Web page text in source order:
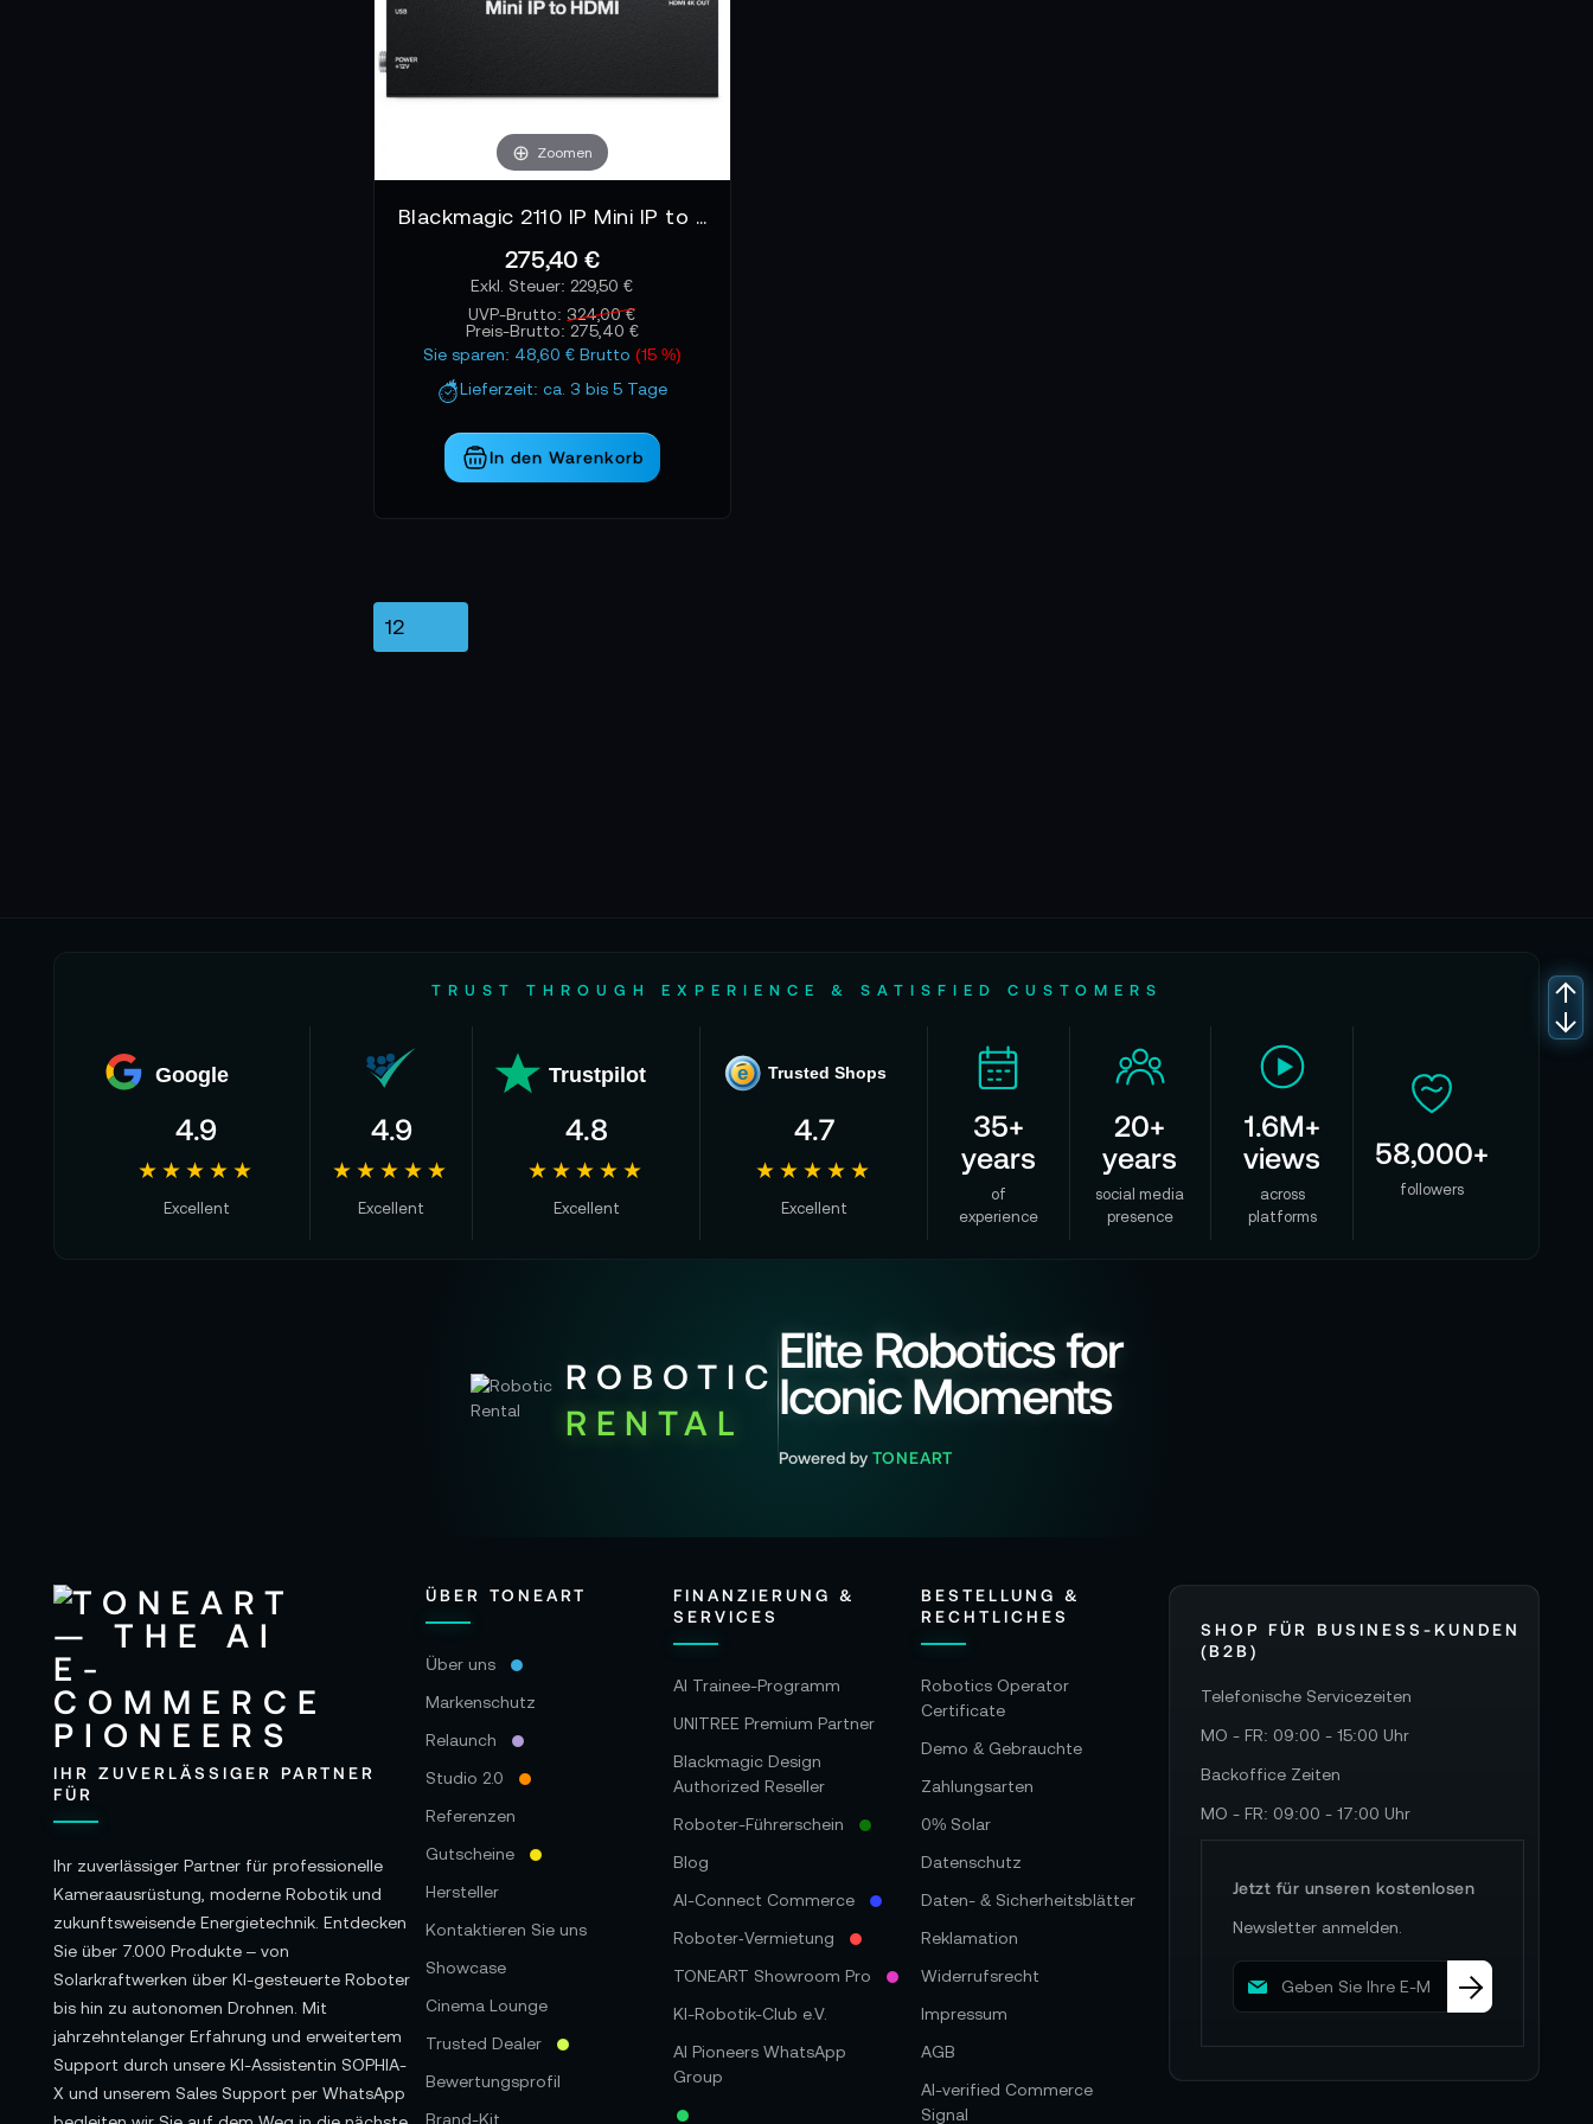
Zoomen
Blackmagic 2110 IP Mini IP to HDMI
275,40 €
229,50 €
UVP-Brutto: 324,00 €
Preis-Brutto: 275,40 €
Sie sparen: 48,60 € Brutto (15 %)
Lieferzeit: ca. 3 bis 5 Tage
In den Warenkorb
TRUST THROUGH EXPERIENCE & SATISFIED CUSTOMERS
Google
4.9
★★★★★
Excellent
4.9
★★★★★
Excellent
Trustpilot
4.8
★★★★★
Excellent
e Trusted Shops
4.7
★★★★★
Excellent
35+
years
of
experience
20+
years
social media
presence
1.6M+
views
across
platforms
58,000+
followers
ROBOTIC
RENTAL
Elite Robotics for
Iconic Moments
Powered by TONEART
IHR ZUVERLÄSSIGER PARTNER
FÜR
Ihr zuverlässiger Partner für professionelle
Kameraausrüstung, moderne Robotik und
zukunftsweisende Energietechnik. Entdecken
Sie über 7.000 Produkte – von
Solarkraftwerken über KI-gesteuerte Roboter
bis hin zu autonomen Drohnen. Mit
jahrzehntelanger Erfahrung und erweitertem
Support durch unsere KI-Assistentin SOPHIA-
X und unserem Sales Support per WhatsApp
ÜBER TONEART
Über uns
Markenschutz
Relaunch
Studio 2.0
Referenzen
Gutscheine
Hersteller
Kontaktieren Sie uns
Showcase
Cinema Lounge
Trusted Dealer
Bewertungsprofil
Brand-Kit
FINANZIERUNG &
SERVICES
AI Trainee-Programm
UNITREE Premium Partner
Blackmagic Design
Authorized Reseller
Roboter-Führerschein
Blog
AI-Connect Commerce
Roboter‑Vermietung
TONEART Showroom Pro
KI-Robotik-Club e.V.
AI Pioneers WhatsApp
Group
BESTELLUNG &
RECHTLICHES
Robotics Operator
Certificate
Demo & Gebrauchte
Zahlungsarten
0% Solar
Datenschutz
Daten- & Sicherheitsblätter
Reklamation
Widerrufsrecht
Impressum
AGB
AI-verified Commerce
Signal
SHOP FÜR BUSINESS-KUNDEN
(B2B)
Telefonische Servicezeiten
MO - FR: 09:00 - 15:00 Uhr
Backoffice Zeiten
MO - FR: 09:00 - 17:00 Uhr
Jetzt für unseren kostenlosen
Newsletter anmelden.
M
d